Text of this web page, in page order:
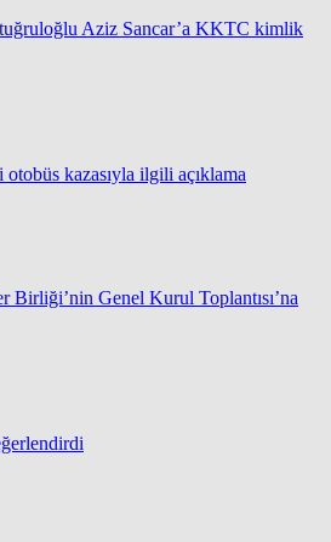
Aziz Sancar’a KKTC kimlik
otobüs kazasıyla ilgili açıklama
Genel Kurul Toplantısı’na